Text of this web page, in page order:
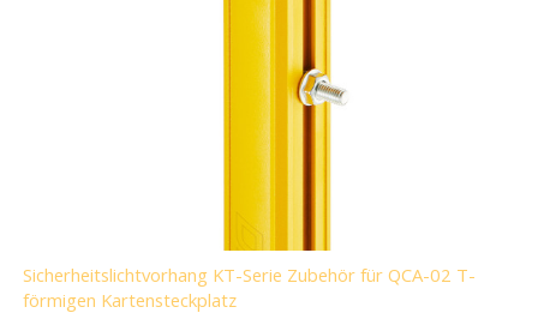
Sicherheitslichtvorhang KT-Serie Zubehör für QCA-02 T-
förmigen Kartensteckplatz